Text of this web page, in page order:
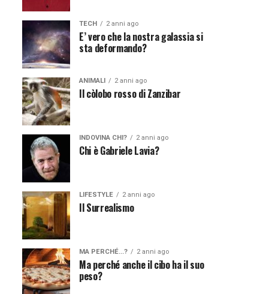
TECH 2 anni ago
E’ vero che la nostra galassia si
sta deformando?
ANIMALI 2 anni ago
Il còlobo rosso di Zanzibar
INDOVINA CHI? 2 anni ago
Chi è Gabriele Lavia?
LIFESTYLE 2 anni ago
Il Surrealismo
MA PERCHÉ...? 2 anni ago
Ma perché anche il cibo ha il suo
peso?